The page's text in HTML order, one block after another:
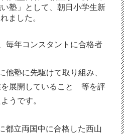
塾」として、朝日小学生新
ました。
毎年コンスタントに合格者
他塾に先駆けて取り組み、
を展開していること 等を評
うです。
都立両国中に合格した西山